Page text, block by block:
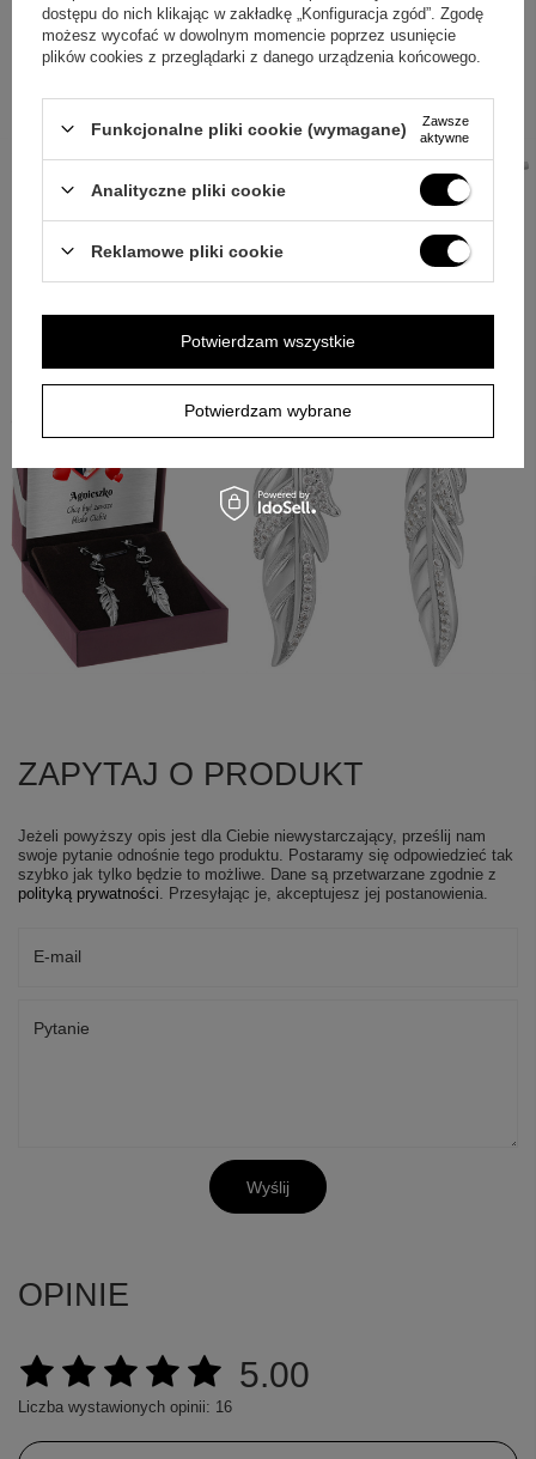
+4
potrzebuje towarzystwa innych ozdób, ten model spełni tę
rolę. Motyw piórek, cyrkonie i czarny koralik tworzą ozdobną
kompozycję, a zapięcie na sztyft ułatwia noszenie. Ozdobne
pudełko z osobistą dedykacją oraz torebka prezentowa
ZAPYTAJ O PRODUKT
Jeżeli powyższy opis jest dla Ciebie niewystarczający, prześlij nam
swoje pytanie odnośnie tego produktu. Postaramy się odpowiedzieć tak
szybko jak tylko będzie to możliwe. Dane są przetwarzane zgodnie z
polityką prywatności. Przesyłając je, akceptujesz jej postanowienia.
E-mail
Pytanie
Wyślij
OPINIE
5.00
Liczba wystawionych opinii: 16
dostępu do nich klikając w zakładkę „Konfiguracja zgód”. Zgodę
możesz wycofać w dowolnym momencie poprzez usunięcie
plików cookies z przeglądarki z danego urządzenia końcowego.
Funkcjonalne pliki cookie (wymagane)
Zawsze
aktywne
Analityczne pliki cookie
Reklamowe pliki cookie
Potwierdzam wybrane
Potwierdzam wszystkie